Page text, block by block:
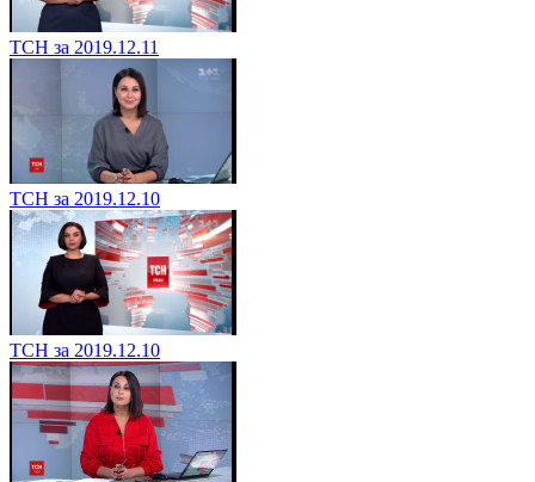
ТСН за 2019.12.11
ТСН за 2019.12.10
ТСН за 2019.12.10